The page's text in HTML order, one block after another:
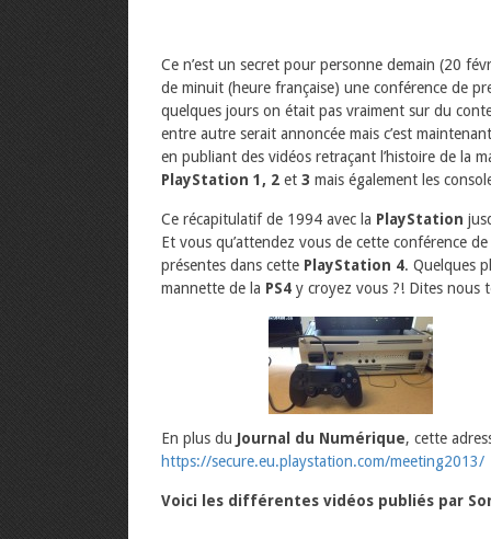
Ce n’est un secret pour personne demain (20
de minuit (heure française) une conférence de
quelques jours on était pas vraiment sur du
entre autre serait annoncée mais c’est
en publiant des vidéos retraçant l’histoire de la
PlayStation 1, 2 et 3 mais également les
Ce récapitulatif de 1994 avec la PlayStation
Et vous qu’attendez vous de cette conférence
présentes dans cette PlayStation 4. Quelques
mannette de la PS4 y croyez vous ?! Dites nous
En plus du Journal du Numérique, cette
https://secure.eu.playstation.com/meeting2013/
Voici les différentes vidéos publiés par